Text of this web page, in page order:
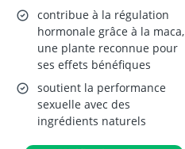
contribue à la régulation
hormonale grâce à la maca,
une plante reconnue pour
ses effets bénéfiques
soutient la performance
sexuelle avec des
ingrédients naturels